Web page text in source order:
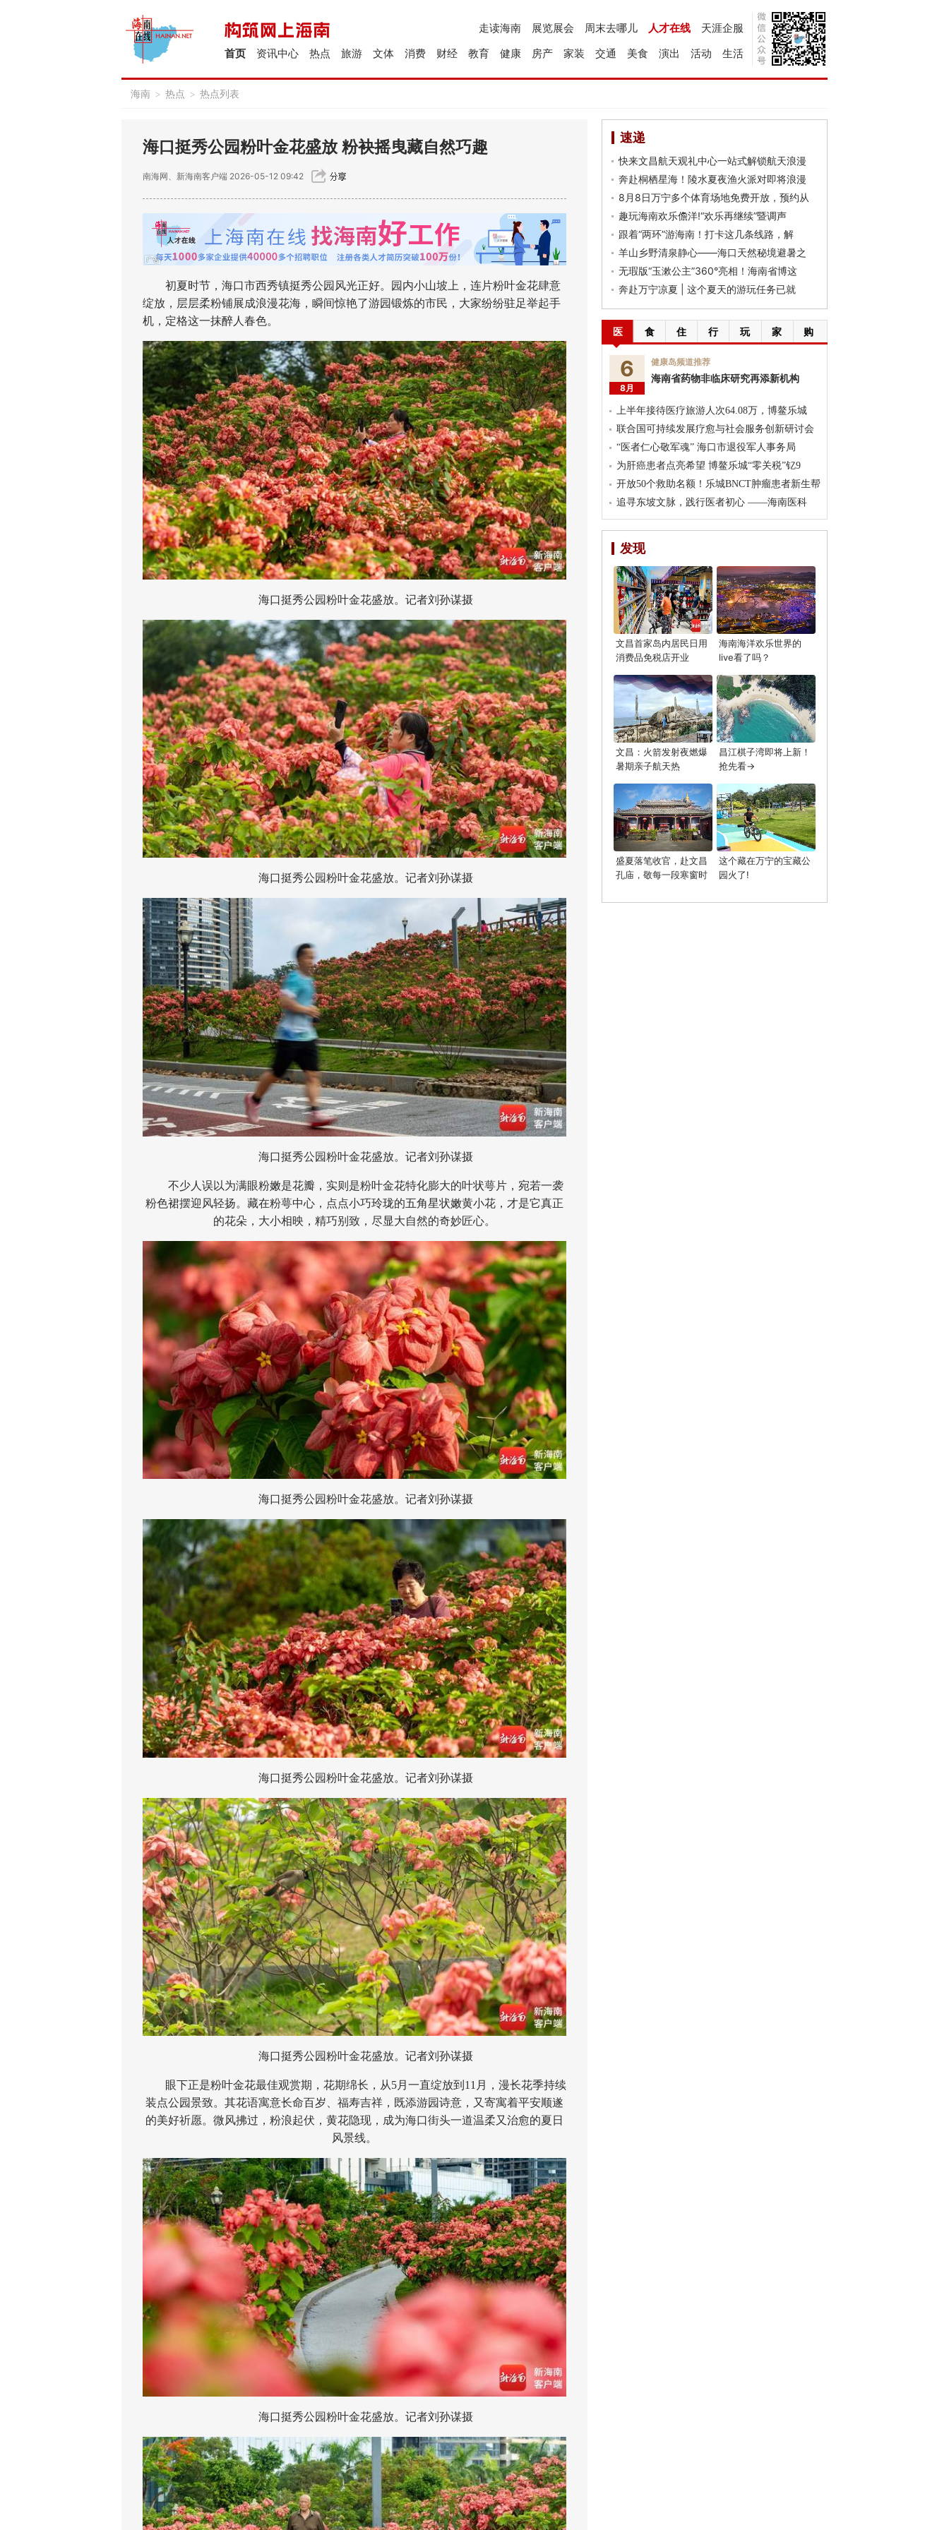
天涯企服
人才在线
周末去哪儿
展览展会
走读海南
生活
活动
演出
美食
交通
家装
房产
健康
教育
财经
消费
文体
旅游
热点
资讯中心
首页
海南 > 热点 > 热点列表
海口挺秀公园粉叶金花盛放 粉袂摇曳藏自然巧趣
南海网、新海南客户端 2026-05-12 09:42
初夏时节，海口市西秀镇挺秀公园风光正好。园内小山坡上，连片粉叶金花肆意
绽放，层层柔粉铺展成浪漫花海，瞬间惊艳了游园锻炼的市民，大家纷纷驻足举起手
机，定格这一抹醉人春色。
海口挺秀公园粉叶金花盛放。记者刘孙谋摄
海口挺秀公园粉叶金花盛放。记者刘孙谋摄
海口挺秀公园粉叶金花盛放。记者刘孙谋摄
不少人误以为满眼粉嫩是花瓣，实则是粉叶金花特化膨大的叶状萼片，宛若一袭
粉色裙摆迎风轻扬。藏在粉萼中心，点点小巧玲珑的五角星状嫩黄小花，才是它真正
的花朵，大小相映，精巧别致，尽显大自然的奇妙匠心。
海口挺秀公园粉叶金花盛放。记者刘孙谋摄
海口挺秀公园粉叶金花盛放。记者刘孙谋摄
海口挺秀公园粉叶金花盛放。记者刘孙谋摄
眼下正是粉叶金花最佳观赏期，花期绵长，从5月一直绽放到11月，漫长花季持续
装点公园景致。其花语寓意长命百岁、福寿吉祥，既添游园诗意，又寄寓着平安顺遂
的美好祈愿。微风拂过，粉浪起伏，黄花隐现，成为海口街头一道温柔又治愈的夏日
风景线。
海口挺秀公园粉叶金花盛放。记者刘孙谋摄
速递
快来文昌航天观礼中心一站式解锁航天浪漫
奔赴桐栖星海！陵水夏夜渔火派对即将浪漫
8月8日万宁多个体育场地免费开放，预约从
趣玩海南欢乐儋洋!“欢乐再继续”暨调声
跟着“两环”游海南！打卡这几条线路，解
羊山乡野清泉静心——海口天然秘境避暑之
无瑕版“玉漱公主”360°亮相！海南省博这
奔赴万宁凉夏 | 这个夏天的游玩任务已就
医 食 住 行 玩 家 购
6
8月
健康岛频道推荐
海南省药物非临床研究再添新机构
上半年接待医疗旅游人次64.08万，博鳌乐城
联合国可持续发展疗愈与社会服务创新研讨会
“医者仁心敬军魂” 海口市退役军人事务局
为肝癌患者点亮希望 博鳌乐城“零关税”钇9
开放50个救助名额！乐城BNCT肿瘤患者新生帮
追寻东坡文脉，践行医者初心 ——海南医科
发现
文昌首家岛内居民日用
消费品免税店开业
海南海洋欢乐世界的
live看了吗？
文昌：火箭发射夜燃爆
暑期亲子航天热
昌江棋子湾即将上新！
抢先看→
盛夏落笔收官，赴文昌
孔庙，敬每一段寒窗时
这个藏在万宁的宝藏公
园火了!